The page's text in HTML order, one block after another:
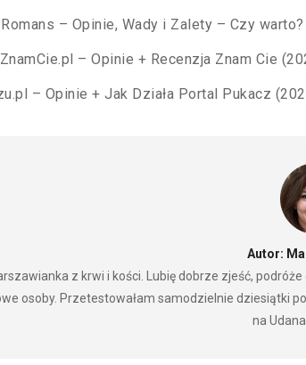
– Opinie, Wady i Zalety – Czy warto?
– Opinie + Recenzja Znam Cie
– Opinie + Jak Działa Portal Pukacz
Autor:
z krwi i kości. Lubię dobrze zjeść,
osoby. Przetestowałam samodzielnie dziesiątki
na